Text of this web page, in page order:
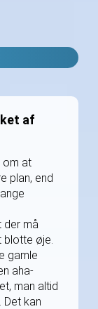
af
om at
plan, end
der må
blotte øje.
gamle
aha-
man altid
Det kan